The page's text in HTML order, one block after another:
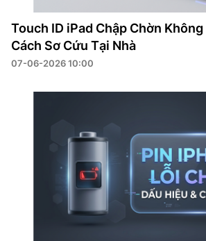
Touch ID iPad Chập Chờn
Cách Sơ Cứu Tại Nhà
07-06-2026 10:00